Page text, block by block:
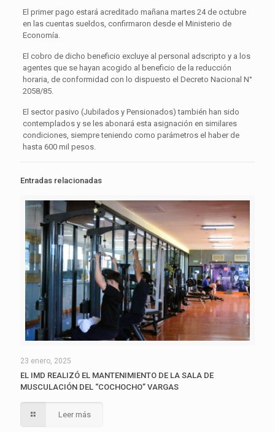
El primer pago estará acreditado mañana martes 24 de octubre
en las cuentas sueldos, confirmaron desde el Ministerio de
Economía.
El cobro de dicho beneficio excluye al personal adscripto y a los
agentes que se hayan acogido al beneficio de la reducción
horaria, de conformidad con lo dispuesto el Decreto Nacional N°
2058/85.
El sector pasivo (Jubilados y Pensionados) también han sido
contemplados y se les abonará esta asignación en similares
condiciones, siempre teniendo como parámetros el haber de
hasta 600 mil pesos.
Entradas relacionadas
23 enero, 2025
EL IMD REALIZÓ EL MANTENIMIENTO DE LA SALA DE
MUSCULACIÓN DEL “COCHOCHO” VARGAS
Leer más